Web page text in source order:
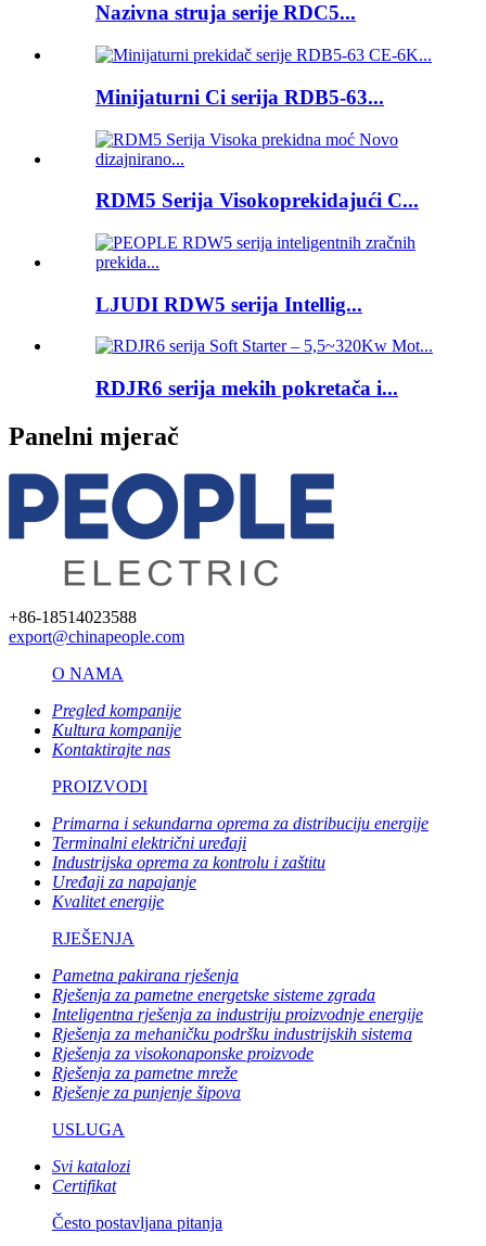
Nazivna struja serije RDC5...
Minijaturni Ci serija RDB5-63...
RDM5 Serija Visokoprekidajući C...
LJUDI RDW5 serija Intellig...
RDJR6 serija mekih pokretača i...
Panelni mjerač
+86-18514023588
export@chinapeople.com
O NAMA
Pregled kompanije
Kultura kompanije
Kontaktirajte nas
PROIZVODI
Primarna i sekundarna oprema za distribuciju energije
Terminalni električni uređaji
Industrijska oprema za kontrolu i zaštitu
Uređaji za napajanje
Kvalitet energije
RJEŠENJA
Pametna pakirana rješenja
Rješenja za pametne energetske sisteme zgrada
Inteligentna rješenja za industriju proizvodnje energije
Rješenja za mehaničku podršku industrijskih sistema
Rješenja za visokonaponske proizvode
Rješenja za pametne mreže
Rješenje za punjenje šipova
USLUGA
Svi katalozi
Certifikat
Često postavljana pitanja